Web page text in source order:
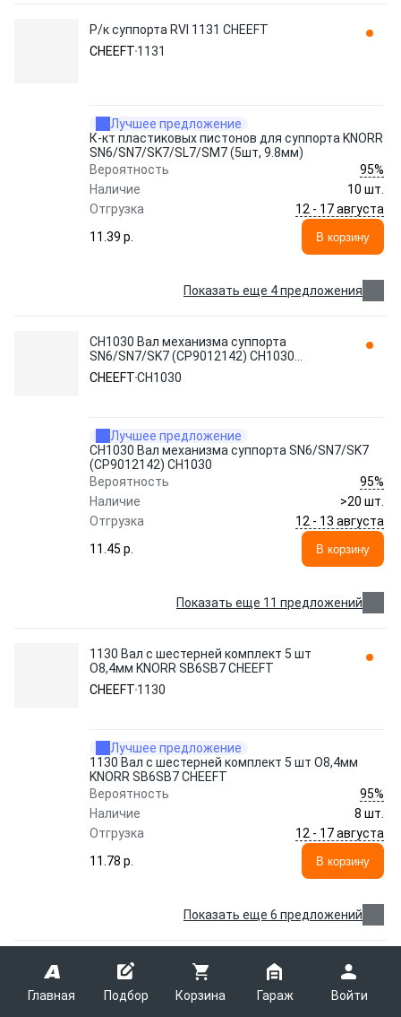
Главная Подбор Корзина Гараж Войти
Р/к суппорта RVI 1131 CHEEFT
CHEEFT 1131
Лучшее предложение
К-кт пластиковых пистонов для суппорта KNORR
SN6/SN7/SK7/SL7/SM7 (5шт, 9.8мм)
Вероятность
95%
Наличие
10 шт.
Отгрузка
12 - 17 августа
11.39 p.
В корзину
Показать еще 4 предложения
CH1030 Вал механизма суппорта
SN6/SN7/SK7 (CP9012142) CH1030
CHEEFT
CHEEFTCH1030
Лучшее предложение
CH1030 Вал механизма суппорта SN6/SN7/SK7
(CP9012142) CH1030
Вероятность
95%
Наличие
>20 шт.
Отгрузка
12 - 13 августа
11.45 p.
В корзину
Показать еще 11 предложений
1130 Вал с шестерней комплект 5 шт
O8,4мм KNORR SB6SB7 CHEEFT
CHEEFT 1130
Лучшее предложение
1130 Вал с шестерней комплект 5 шт O8,4мм
KNORR SB6SB7 CHEEFT
Вероятность
95%
Наличие
8 шт.
Отгрузка
12 - 17 августа
11.78 p.
В корзину
Показать еще 6 предложений
6015 РМК суппорта Haldex Modul T
подшипники игольчатые (пара) CHEEFT
CH6015
CHEEFTCH6015